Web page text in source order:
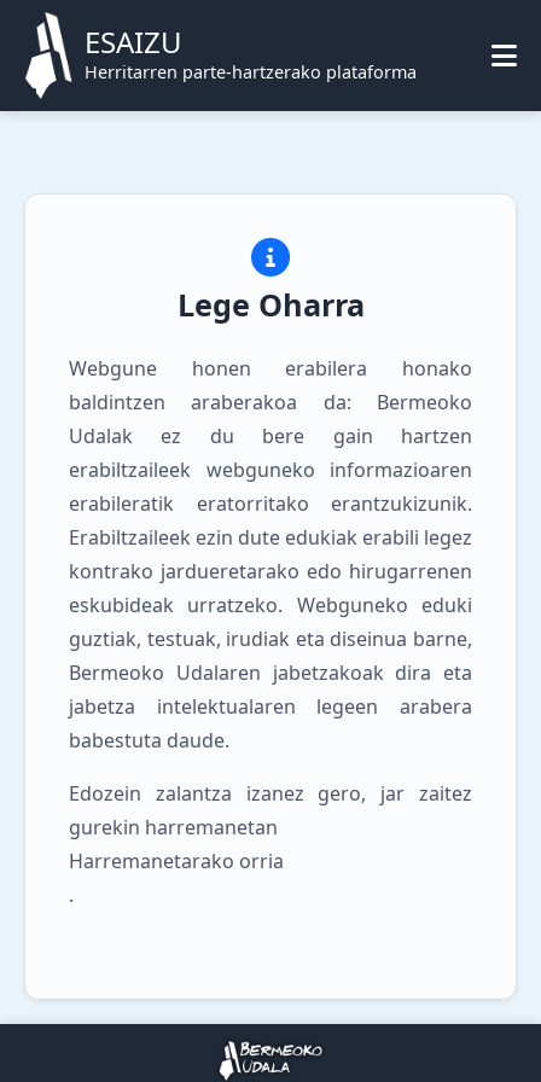
ESAIZU
Herritarren parte-hartzerako plataforma
Lege Oharra
Webgune honen erabilera honako
baldintzen araberakoa da: Bermeoko
Udalak ez du bere gain hartzen
erabiltzaileek webguneko informazioaren
erabileratik eratorritako erantzukizunik.
Erabiltzaileek ezin dute edukiak erabili legez
kontrako jardueretarako edo hirugarrenen
eskubideak urratzeko. Webguneko eduki
guztiak, testuak, irudiak eta diseinua barne,
Bermeoko Udalaren jabetzakoak dira eta
jabetza intelektualaren legeen arabera
babestuta daude.
Edozein zalantza izanez gero, jar zaitez
gurekin harremanetan
Harremanetarako orria
.